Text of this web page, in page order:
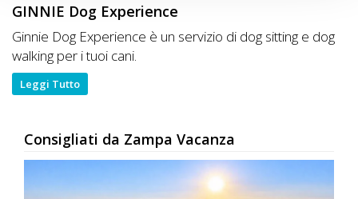
GINNIE Dog Experience
Ginnie Dog Experience è un servizio di dog sitting e dog
walking per i tuoi cani.
Leggi Tutto
Consigliati da Zampa Vacanza